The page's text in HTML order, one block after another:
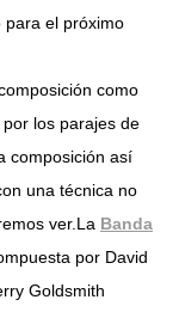
para el próximo
como
los parajes de
composición así
una técnica no
ver.La Banda
por David
Goldsmith